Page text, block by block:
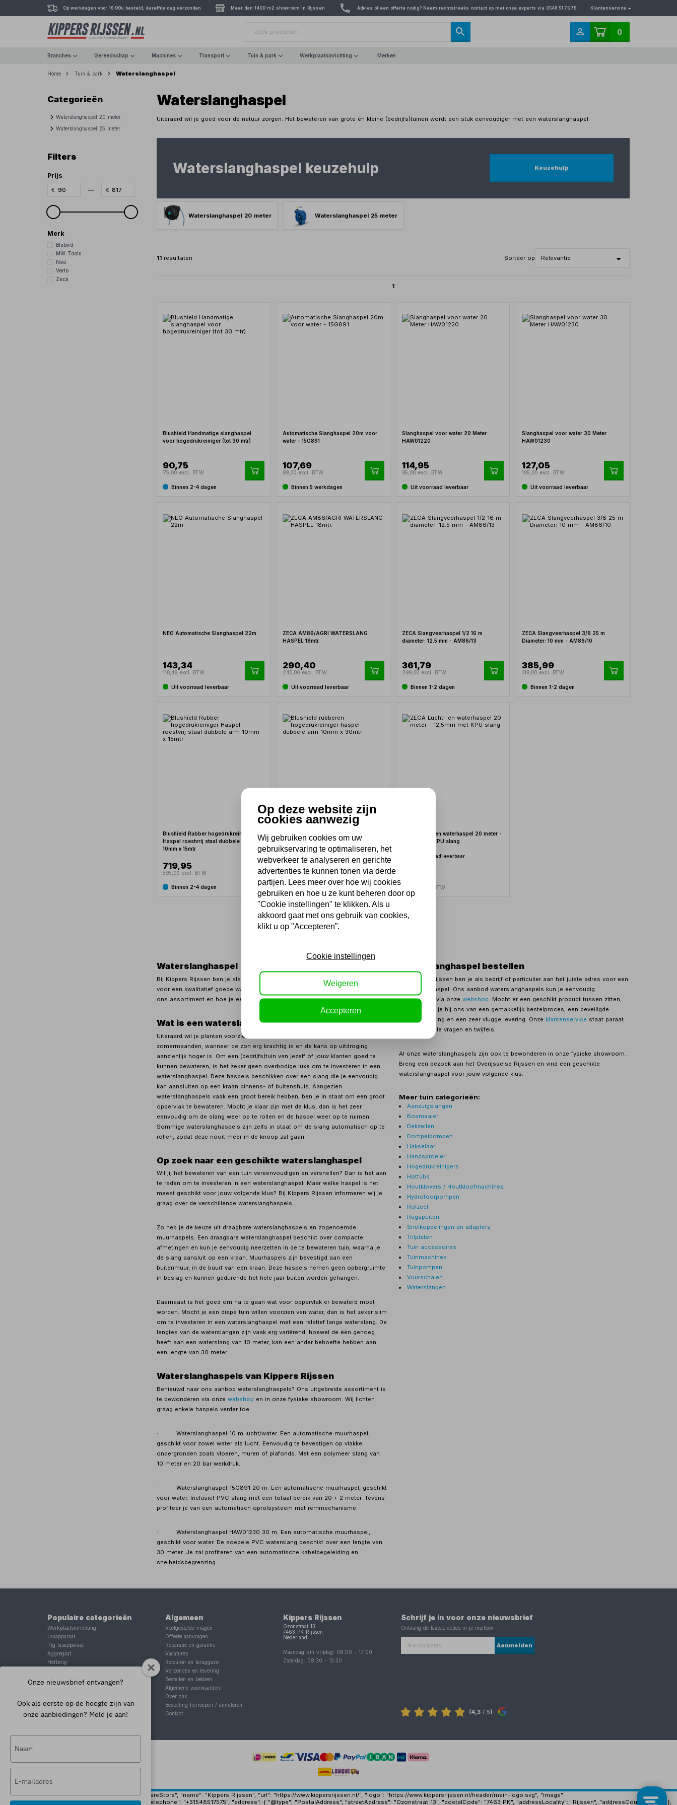
Op werkdagen voor 16.00u besteld, dezelfde dag verzonden Meer dan 1400 m2 showroom in Rijssen Advies of een offerte nodig? Neem rechtstreeks contact op met onze experts via 0548 51 75 75 Klantenservice
0
Branches Gereedschap Machines Transport Tuin & park Werkplaatsinrichting Merken
Home Tuin & park Waterslanghaspel
Categorieën
Waterslanghaspel 20 meter
Waterslanghaspel 25 meter
Filters
Prijs
—
Merk
Blubird
MW Tools
Neo
Verto
Zeca
Waterslanghaspel
Uiteraard wil je goed voor de natuur zorgen. Het bewateren van grote én kleine (bedrijfs)tuinen wordt een stuk eenvoudiger met een waterslanghaspel.
Waterslanghaspel keuzehulp Keuzehulp
Waterslanghaspel 20 meter Waterslanghaspel 25 meter
11 resultaten
1
Sorteer op
Blushield Handmatige slanghaspel
voor hogedrukreiniger (tot 30 mtr)
90,75
75,00 excl. BTW
Binnen 2-4 dagen
Automatische Slanghaspel 20m voor
water - 15G891
107,69
89,00 excl. BTW
Binnen 5 werkdagen
Slanghaspel voor water 20 Meter
HAW01220
114,95
95,00 excl. BTW
Uit voorraad leverbaar
Slanghaspel voor water 30 Meter
HAW01230
127,05
105,00 excl. BTW
Uit voorraad leverbaar
NEO Automatische Slanghaspel 22m
143,34
118,46 excl. BTW
Uit voorraad leverbaar
ZECA AM86/AGRI WATERSLANG
HASPEL 18mtr.
290,40
240,00 excl. BTW
Uit voorraad leverbaar
ZECA Slangveerhaspel 1/2 16 m
diameter: 12.5 mm - AM86/13
361,79
299,00 excl. BTW
Binnen 1-2 dagen
ZECA Slangveerhaspel 3/8 25 m
Diameter: 10 mm - AM86/10
385,99
319,00 excl. BTW
Binnen 1-2 dagen
Blushield Rubber hogedrukreiniger
Haspel roestvrij staal dubbele arm
10mm x 15mtr
719,95
595,00 excl. BTW
Binnen 2-4 dagen
Blushield rubberen hogedrukreiniger
haspel dubbele arm 10mm x 30mtr
816,75
675,00 excl. BTW
ZECA Lucht- en waterhaspel 20 meter -
12,5mm met KPU slang
Niet uit voorraad leverbaar
435,00 excl. BTW
1
Waterslanghaspel
Bij Kippers Rijssen ben je als particulier of professional aan het juiste adres
voor een kwalitatief goede waterslanghaspel. Wij vertellen je graag meer over
ons assortiment en hoe je een geschikte haspel online kunt bestellen.
Wat is een waterslanghaspel?
Uiteraard wil je planten voorzien van voldoende water. Zeker in de warme
zomermaanden, wanneer de zon erg krachtig is en de kans op uitdroging
aanzienlijk hoger is. Om een (bedrijfs)tuin van jezelf of jouw klanten goed te
kunnen bewateren, is het zeker geen overbodige luxe om te investeren in een
waterslanghaspel. Deze haspels beschikken over een slang die je eenvoudig
kan aansluiten op een kraan binnens- of buitenshuis. Aangezien
waterslanghaspels vaak een groot bereik hebben, ben je in staat om een groot
oppervlak te bewateren. Mocht je klaar zijn met de klus, dan is het zeer
eenvoudig om de slang weer op te rollen en de haspel weer op te ruimen.
Sommige waterslanghaspels zijn zelfs in staat om de slang automatisch op te
rollen, zodat deze nooit meer in de knoop zal gaan.
Op zoek naar een geschikte waterslanghaspel
Wil jij het bewateren van een tuin vereenvoudigen en versnellen? Dan is het aan
te raden om te investeren in een waterslanghaspel. Maar welke haspel is het
meest geschikt voor jouw volgende klus? Bij Kippers Rijssen informeren wij je
graag over de verschillende waterslanghaspels.
Zo heb je de keuze uit draagbare waterslanghaspels en zogenoemde
muurhaspels. Een draagbare waterslanghaspel beschikt over compacte
afmetingen en kun je eenvoudig neerzetten in de te bewateren tuin, waarna je
de slang aansluit op een kraan. Muurhaspels zijn bevestigd aan een
buitenmuur, in de buurt van een kraan. Deze haspels nemen geen opbergruimte
in beslag en kunnen gedurende het hele jaar buiten worden gehangen.
Daarnaast is het goed om na te gaan wat voor oppervlak er bewaterd moet
worden. Mocht je een diepe tuin willen voorzien van water, dan is het zeker slim
om te investeren in een waterslanghaspel met een relatief lange waterslang. De
lengtes van de waterslangen zijn vaak erg variërend: hoewel de één genoeg
heeft aan een waterslang van 10 meter, kan een ander behoefte hebben aan
een lengte van 30 meter.
Waterslanghaspels van Kippers Rijssen
Benieuwd naar ons aanbod waterslanghaspels? Ons uitgebreide assortiment is
te bewonderen via onzewebshop en in onze fysieke showroom. Wij lichten
graag enkele haspels verder toe:
· Waterslanghaspel 10 m lucht/water. Een automatische muurhaspel,
geschikt voor zowel water als lucht. Eenvoudig te bevestigen op vlakke
ondergronden zoals vloeren, muren of plafonds. Met een polymeer slang van
10 meter en 20 bar werkdruk.
· Waterslanghaspel 15G891 20 m. Een automatische muurhaspel, geschikt
voor water. Inclusief PVC slang met een totaal bereik van 20 + 2 meter. Tevens
profiteer je van een automatisch oprolsysteem met remmechanisme.
· Waterslanghaspel HAW01230 30 m. Een automatische muurhaspel,
geschikt voor water. De soepele PVC waterslang beschikt over een lengte van
30 meter. Je zal profiteren van een automatische kabelbegeleiding en
snelheidsbegrenzing.
Waterslanghaspel bestellen
Bij Kippers Rijssen ben je als bedrijf of particulier aan het juiste adres voor een
waterslanghaspel. Ons aanbod waterslanghaspels kun je eenvoudig
bewonderen via onze webshop. Mocht er een geschikt product tussen zitten,
dan profiteer je bij ons van een gemakkelijk bestelproces, een beveiligde
betaalomgeving en een zeer vlugge levering. Onze klantenservice staat paraat
voor eventuele vragen en twijfels.
Al onze waterslanghaspels zijn ook te bewonderen in onze fysieke showroom.
Breng een bezoek aan het Overijsselse Rijssen en vind een geschikte
waterslanghaspel voor jouw volgende klus.
Meer tuin categorieën:
Aanzuigslangen
Bosmaaier
Dekzeilen
Dompelpompen
Hakselaar
Handsproeier
Hogedrukreinigers
Hottubs
Houtklovers / Houtkloofmachines
Hydrofoorpompen
Rolzeef
Rugspuiten
Snelkoppelingen en adapters
Trilplaten
Tuin accessoires
Tuinmachines
Tuinpompen
Vuurschalen
Waterslangen
Populaire categorieën
Werkplaatsinrichting
Lasapparaat
Tig lasapparaat
Aggregaat
Hefbrug
Schaarlift
Algemeen
Veelgestelde vragen
Offerte aanvragen
Reparatie en garantie
Vacatures
Retouren en teruggave
Verzenden en levering
Bestellen en betalen
Algemene voorwaarden
Over ons
Bestelling herroepen / annuleren
Contact
Kippers Rijssen
Ozonstraat 13
7463 PK
Rijssen
Nederland
Maandag t/m vrijdag: 08:00 -17:00
Zaterdag: 08:30 -12:30
Schrijf je in voor onze nieuwsbrief
Ontvang de laatste acties in je mailbox
Aanmelden
(4,3 / 5)
{ "@context": "https://schema.org", "@type": "HardwareStore", "name": "Kippers Rijssen", "url": "https://www.kippersrijssen.nl/", "logo": "https://www.kippersrijssen.nl/header/main-logo.svg", "image":
"https://www.kippersrijssen.nl/img/pand-groot.jpg", "telephone": "+31548517575", "address": { "@type": "PostalAddress", "streetAddress": "Ozonstraat 13", "postalCode": "7463 PK", "addressLocality": "Rijssen", "addressCountry": "NL" },
Onze nieuwsbrief ontvangen?
Ook als eerste op de hoogte zijn van
onze aanbiedingen? Meld je aan!
naam
e-
Op deze website zijn
cookies aanwezig
Wij gebruiken cookies om uw
gebruikservaring te optimaliseren, het
webverkeer te analyseren en gerichte
advertenties te kunnen tonen via derde
partijen. Lees meer over hoe wij cookies
gebruiken en hoe u ze kunt beheren door op
"Cookie instellingen" te klikken. Als u
akkoord gaat met ons gebruik van cookies,
klikt u op "Accepteren”.
Cookie instellingen
Weigeren
Accepteren